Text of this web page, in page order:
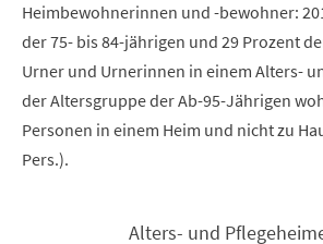
Heimbewohnerinnen und -bewohner:
der 75- bis 84-jährigen und 29 Prozent
Urner und Urnerinnen in einem Alters-
der Altersgruppe der Ab-95-Jährigen
Personen in einem Heim und nicht zu
Pers.).
Alters- und